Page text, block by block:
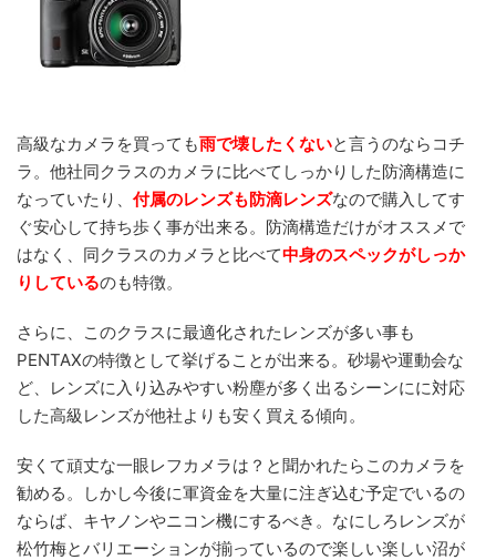
高級なカメラを買っても雨で壊したくないと言うのならコチ
ラ。他社同クラスのカメラに比べてしっかりした防滴構造に
なっていたり、 付属のレンズも防滴レンズなので購入してす
ぐ安心して持ち歩く事が出来る。防滴構造だけがオススメで
はなく、同クラスのカメラと比べて中身のスペックがしっか
りしているのも特徴。
さらに、このクラスに最適化されたレンズが多い事も
PENTAXの特徴として挙げることが出来る。砂場や運動会な
ど、レンズに入り込みやすい粉塵が多く出るシーンにに対応
した高級レンズが他社よりも安く買える傾向。
安くて頑丈な一眼レフカメラは？と聞かれたらこのカメラを
勧める。しかし今後に軍資金を大量に注ぎ込む予定でいるの
ならば、キヤノンやニコン機にするべき。なにしろレンズが
松竹梅とバリエーションが揃っているので楽しい楽しい沼が